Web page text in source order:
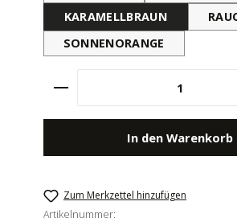
KARAMELLBRAUN
SONNENORANGE
Produkt Anzahl: Gib den
In den Warenkorb
Zum Merkzettel hinzufügen
Artikelnummer: